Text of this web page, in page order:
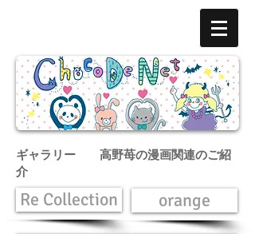
ギャラリー 高野苺の漫画関連のご紹
介
Re Collection orange